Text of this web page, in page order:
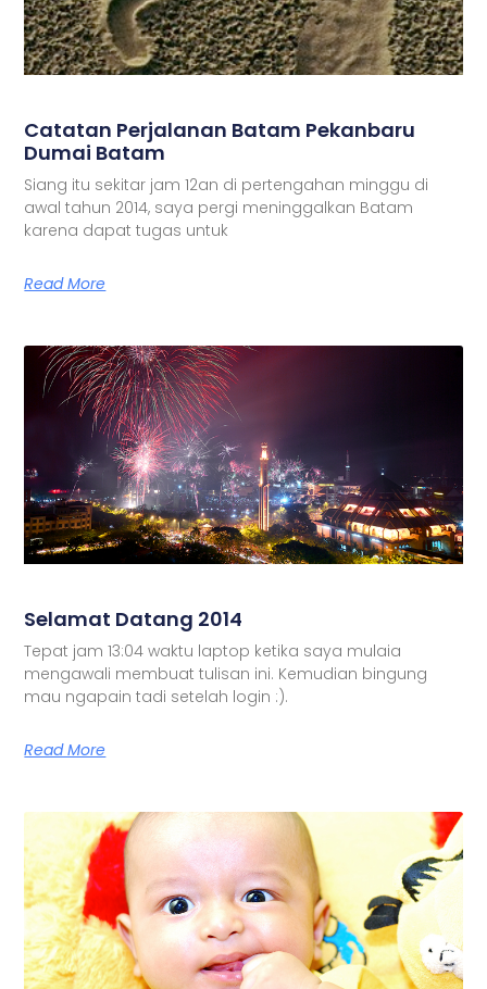
Catatan Perjalanan Batam Pekanbaru
Dumai Batam
Siang itu sekitar jam 12an di pertengahan minggu di
awal tahun 2014, saya pergi meninggalkan Batam
karena dapat tugas untuk
Read More
Selamat Datang 2014
Tepat jam 13:04 waktu laptop ketika saya mulaia
mengawali membuat tulisan ini. Kemudian bingung
mau ngapain tadi setelah login :).
Read More